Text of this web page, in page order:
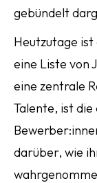
gebündelt
Heutzutage
eine Liste von
eine zentrale
Talente, ist
darüber, wie